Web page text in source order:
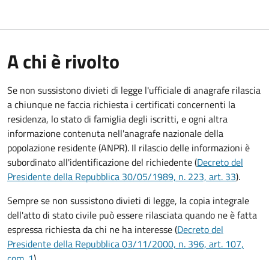
A chi è rivolto
Se non sussistono divieti di legge l'ufficiale di anagrafe rilascia
a chiunque ne faccia richiesta i certificati concernenti la
residenza, lo stato di famiglia degli iscritti, e ogni altra
informazione contenuta nell'anagrafe nazionale della
popolazione residente (ANPR). Il rilascio delle informazioni è
subordinato all'identificazione del richiedente (Decreto del
Presidente della Repubblica 30/05/1989, n. 223, art. 33).
Sempre se non sussistono divieti di legge, la copia integrale
dell'atto di stato civile può essere rilasciata quando ne è fatta
espressa richiesta da chi ne ha interesse (Decreto del
Presidente della Repubblica 03/11/2000, n. 396, art. 107,